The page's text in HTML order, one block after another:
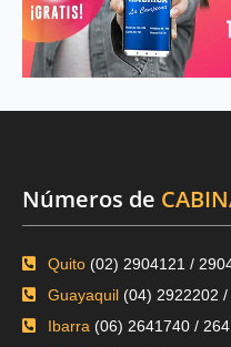
Números de
Quito (02) 2904121 /
Guayaquil (04) 2922202
Ibarra (06) 2641740 /